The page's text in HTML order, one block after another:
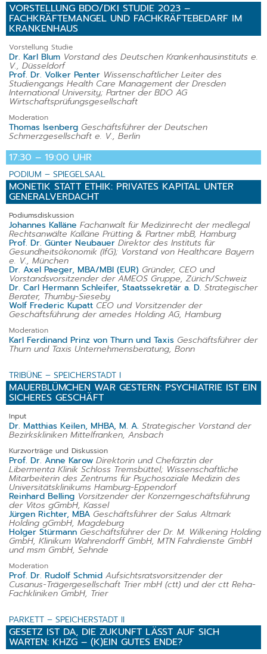
VORSTELLUNG BDO/DKI STUDIE 2023 –
FACHKRÄFTEMANGEL UND FACHKRÄFTEBEDARF IM
KRANKENHAUS
Vorstellung Studie
Dr. Karl Blum Vorstand des Deutschen Krankenhausinstituts e.
V., Düsseldorf
Prof. Dr. Volker Penter Wissenschaftlicher Leiter des
Studiengangs Health Care Management der Dresden
International University; Partner der BDO AG
Wirtschaftsprüfungsgesellschaft
Moderation
Thomas Isenberg Geschäftsführer der Deutschen
Schmerzgesellschaft e. V., Berlin
17:30 – 19:00 UHR
PODIUM – SPIEGELSAAL
MONETIK STATT ETHIK: PRIVATES KAPITAL UNTER
GENERALVERDACHT
Podiumsdiskussion
Johannes Kalläne Fachanwalt für Medizinrecht der medlegal
Rechtsanwälte Kalläne Prütting & Partner mbB, Hamburg
Prof. Dr. Günter Neubauer Direktor des Instituts für
Gesundheitsökonomik (IfG); Vorstand von Healthcare Bayern
e. V., München
Dr. Axel Paeger, MBA/MBI (EUR) Gründer, CEO und
Vorstandsvorsitzender der AMEOS Gruppe, Zürich/Schweiz
Dr. Carl Hermann Schleifer, Staatssekretär a. D. Strategischer
Berater, Thumby-Sieseby
Wolf Frederic Kupatt CEO und Vorsitzender der
Geschäftsführung der amedes Holding AG, Hamburg
Moderation
Karl Ferdinand Prinz von Thurn und Taxis Geschäftsführer der
Thurn und Taxis Unternehmensberatung, Bonn
TRIBÜNE – SPEICHERSTADT I
MAUERBLÜMCHEN WAR GESTERN: PSYCHIATRIE IST EIN
SICHERES GESCHÄFT
Input
Dr. Matthias Keilen, MHBA, M. A. Strategischer Vorstand der
Bezirkskliniken Mittelfranken, Ansbach
Kurzvorträge und Diskussion
Prof. Dr. Anne Karow Direktorin und Chefärztin der
Libermenta Klinik Schloss Tremsbüttel; Wissenschaftliche
Mitarbeiterin des Zentrums für Psychosoziale Medizin des
Universitätsklinikums Hamburg-Eppendorf
Reinhard Belling Vorsitzender der Konzerngeschäftsführung
der Vitos gGmbH, Kassel
Jürgen Richter, MBA Geschäftsführer der Salus Altmark
Holding gGmbH, Magdeburg
Holger Stürmann Geschäftsführer der Dr. M. Wilkening Holding
GmbH, Klinikum Wahrendorff GmbH, MTN Fahrdienste GmbH
und msm GmbH, Sehnde
Moderation
Prof. Dr. Rudolf Schmid Aufsichtsratsvorsitzender der
Cusanus-Trägergesellschaft Trier mbH (ctt) und der ctt Reha-
Fachkliniken GmbH, Trier
PARKETT – SPEICHERSTADT II
GESETZ IST DA, DIE ZUKUNFT LÄSST AUF SICH
WARTEN: KHZG – (K)EIN GUTES ENDE?